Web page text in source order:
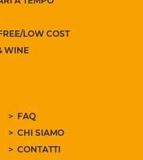
LOW COST
WINE
FAQ
CHI SIAMO
CONTATTI